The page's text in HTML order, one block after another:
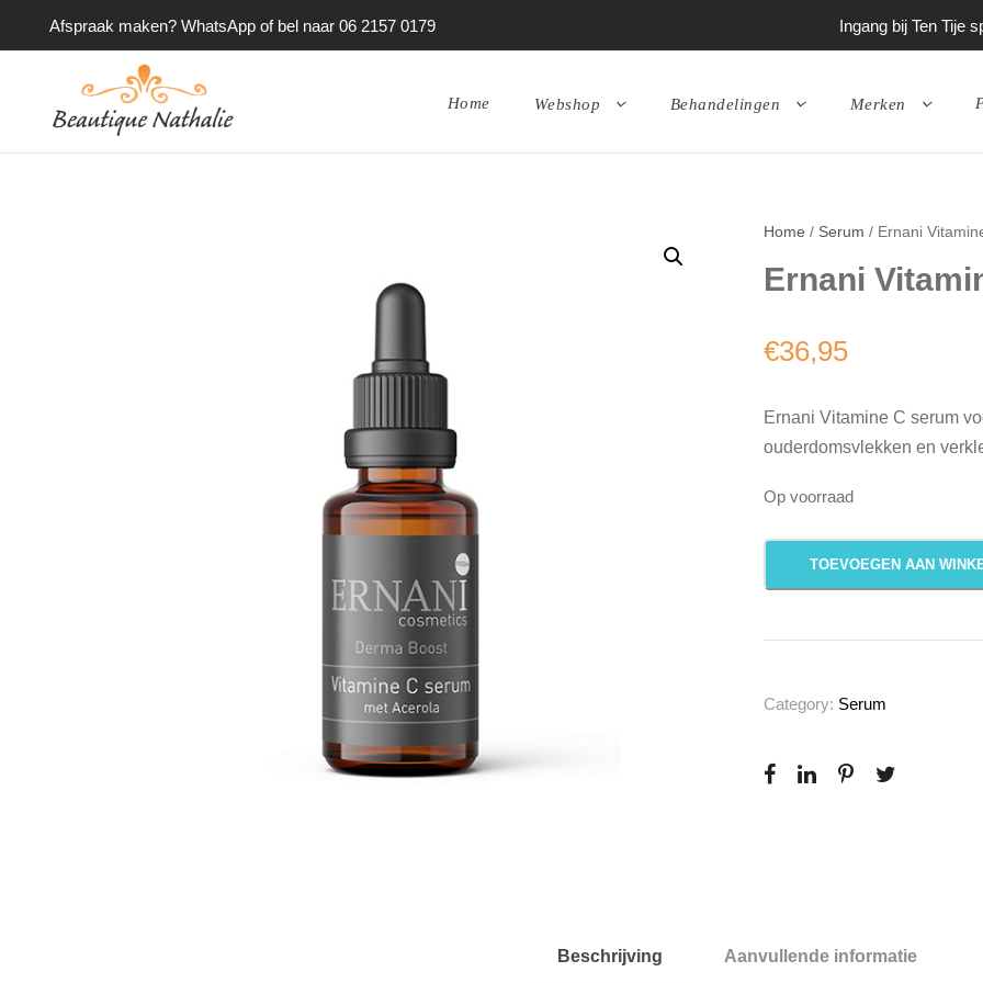
Afspraak maken? WhatsApp of bel naar 06 2157 0179 Ingang bij Ten Tije
Home Webshop Behandelingen Merken
Home / Serum / Ernani
Ernani
€36,95
Ernani Vitamine C serum
ouderdomsvlekken en
Op voorraad
r
a
i
C
TOEVOEGEN AAN
Category: Serum
Beschrijving Aanvullende informatie